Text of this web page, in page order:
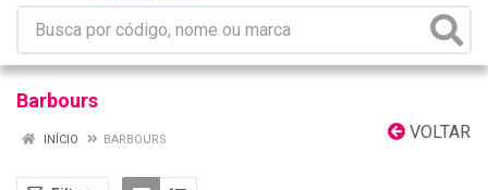
Barbours
VOLTAR
INÍCIO BARBOURS